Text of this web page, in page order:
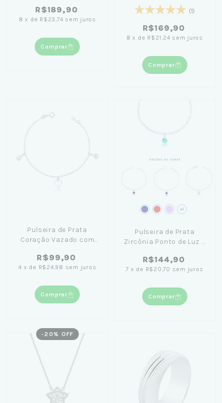
Caixinha Preta
R$189,90
8 x de R$23,74 sem juros
Comprar
(1)
R$169,90
8 x de R$21,24 sem juros
Comprar
Pulseira de Prata
Coração Vazado com
R$99,90
4 x de R$24,98 sem juros
Comprar
+1
Pulseira de Prata
Zircônia Ponto de Luz +
R$144,90
7 x de R$20,70 sem juros
Comprar
- 20 % OFF